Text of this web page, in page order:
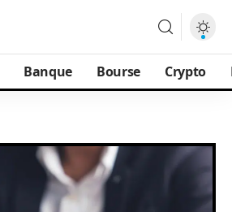
Banque Bourse Crypto